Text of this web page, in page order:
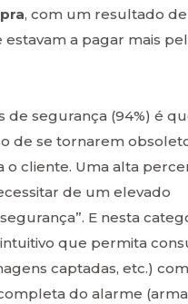
, com um resultado de
a pagar mais
segurança (94%) é
de se tornarem
cliente. Uma alta
de um elevado
E nesta
que permita
captadas, etc.)
do alarme